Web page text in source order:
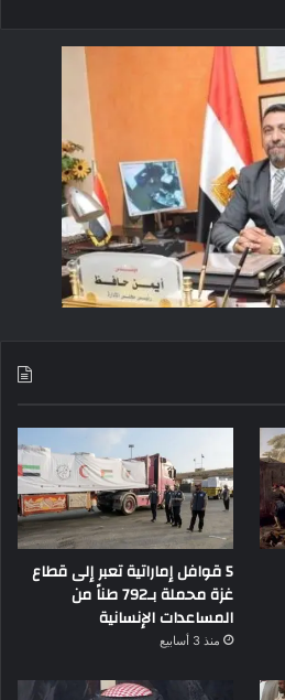
5 قوافل إماراتية تعبر إلى قطاع
غزة محملة بـ792 طناً من
المساعدات الإنسانية
منذ 3 أسابيع